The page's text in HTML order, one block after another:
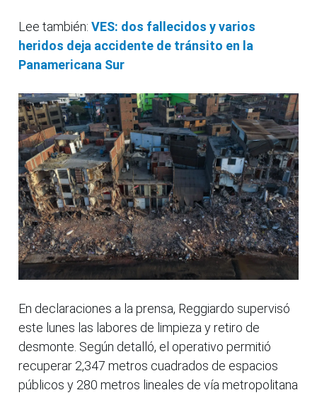
Lee también: VES: dos fallecidos y varios
heridos deja accidente de tránsito en la
Panamericana Sur
En declaraciones a la prensa, Reggiardo supervisó
este lunes las labores de limpieza y retiro de
desmonte. Según detalló, el operativo permitió
recuperar 2,347 metros cuadrados de espacios
públicos y 280 metros lineales de vía metropolitana